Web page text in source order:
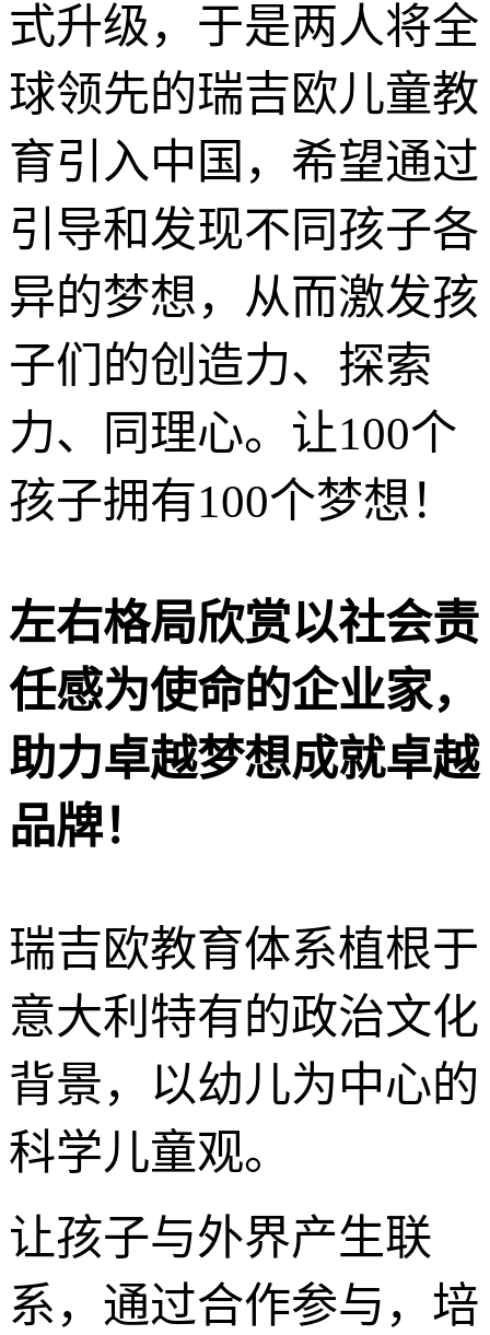
式升级，于是两人将全
球领先的瑞吉欧儿童教
育引入中国，希望通过
引导和发现不同孩子各
异的梦想，从而激发孩
子们的创造力、探索
力、同理心。让100个
孩子拥有100个梦想！
左右格局欣赏以社会责
任感为使命的企业家，
助力卓越梦想成就卓越
品牌！
瑞吉欧教育体系植根于
意大利特有的政治文化
背景，以幼儿为中心的
科学儿童观。
让孩子与外界产生联
系，通过合作参与，培